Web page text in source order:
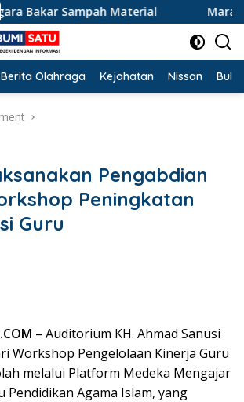
Material Marak Karhutla di
Berita Olahraga Kejahatan Nissan
Pengabdian
Peningkatan
Guru
– Auditorium KH. Ahmad Sanusi
Workshop Pengelolaan Kinerja Guru
melalui Platform Medeka Mengajar
Pendidikan Agama Islam, yang